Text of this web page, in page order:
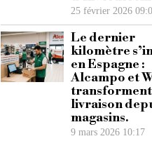
25 février 2026
Le dernier
kilomètre
en Espagne :
Alcampo et
livraison
magasins.
9 mars 2026 10:17